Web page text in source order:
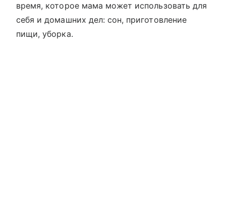
время, которое мама может использовать для
себя и домашних дел: сон, приготовление
пищи, уборка.